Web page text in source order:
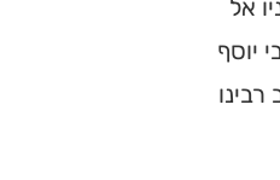
אל
יוסף